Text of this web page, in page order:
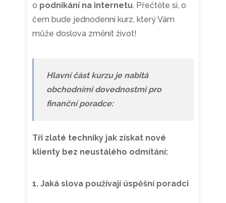
o podnikání na internetu. Přečtěte si, o
čem bude jednodenní kurz, který Vám
může doslova změnit život!
Hlavní část kurzu je nabitá
obchodními dovednostmi pro
finanční poradce:
Tři zlaté techniky jak získat nové
klienty bez neustálého odmítání:
1. Jaká slova používají úspěšní poradci